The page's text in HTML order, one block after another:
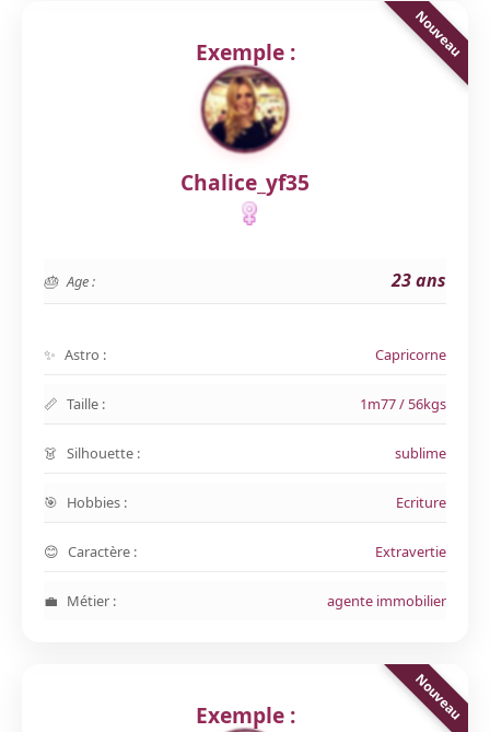
Exemple :
Chalice_yf35
Age : 23 ans
Astro : Capricorne
Taille : 1m77 / 56kgs
Silhouette : sublime
Hobbies : Ecriture
Caractère : Extravertie
Métier : agente immobilier
Exemple :